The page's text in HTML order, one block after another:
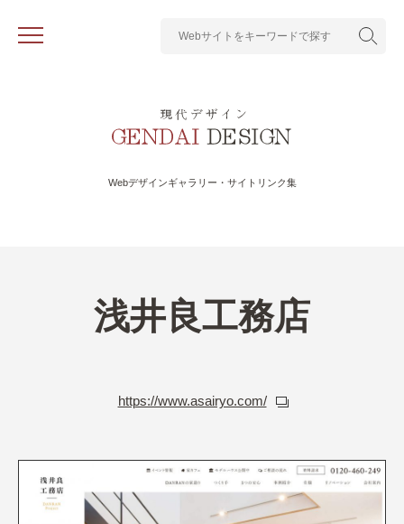
Webデザインギャラリー・サイトリンク集
浅井良工務店
https://www.asairyo.com/